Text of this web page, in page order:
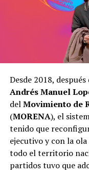
Desde 2018,
Andrés Manuel
delMovimiento de
(MORENA), el
tenido que
ejecutivo y con la
todo el territorio
partidos tuvo que